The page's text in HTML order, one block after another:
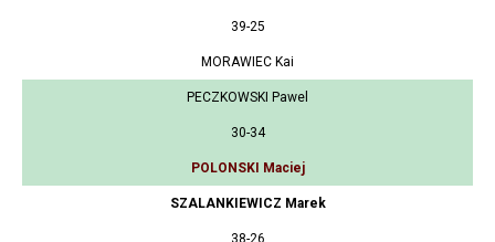
39-25
MORAWIEC Kai
PECZKOWSKI Pawel
30-34
POLONSKI Maciej
SZALANKIEWICZ Marek
38-26